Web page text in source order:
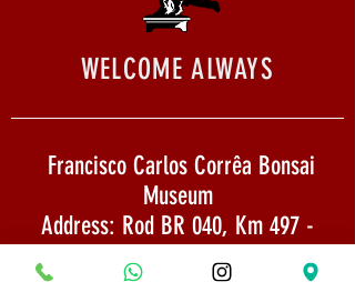
WELCOME ALWAYS
Francisco Carlos Corrêa Bonsai
Museum
Address: Rod BR 040, Km 497 -
Esmeraldas / MG
CNPJ: 22,733,844/0002-65